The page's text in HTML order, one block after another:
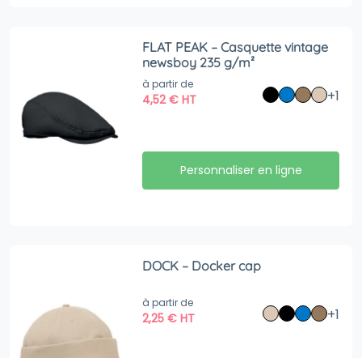
FLAT PEAK – Casquette vintage
newsboy 235 g/m²
à partir de
4,52€ HT +1
Personnaliser en ligne
DOCK – Docker cap
à partir de
2,25€ HT +1